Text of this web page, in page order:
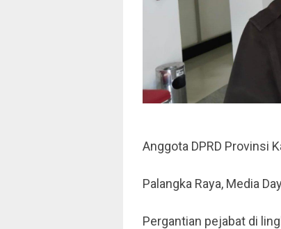
Anggota DPRD Provinsi
Palangka Raya, Media
Pergantian pejabat di